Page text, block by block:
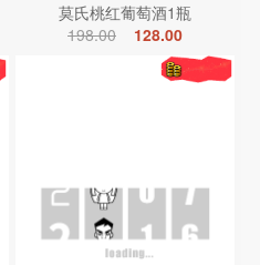
莫氏桃红葡萄酒1瓶
198.00
128.00